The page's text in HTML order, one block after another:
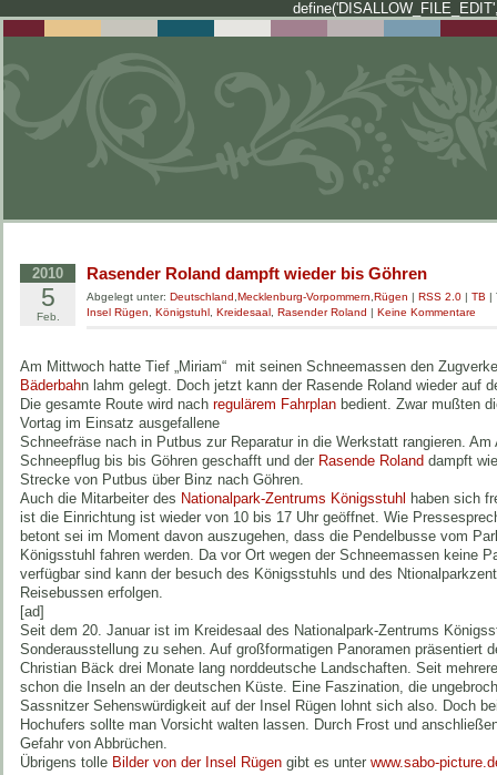
2010
5
Feb.
Rasender Roland dampft wieder bis Göhren
Abgelegt unter: Deutschland Mecklenburg-Vorpommern Rügen | RSS 2.0 | TB |
Insel Rügen
Königstuhl Kreidesaal Rasender Roland | Keine Kommentare
Am Mittwoch hatte Tief „Miriam“ mit seinen Schneemassen den
Bäderbahn lahm gelegt. Doch jetzt kann der Rasende Roland wieder auf
Die gesamte Route wird nach regulärem Fahrplan bedient. Zwar mußten
Vortag im Einsatz ausgefallene
Schneefräse nach in Putbus zur Reparatur in die Werkstatt rangieren. Am
Schneepflug bis bis Göhren geschafft und der Rasende Roland dampft
Strecke von Putbus über Binz nach Göhren.
Auch die Mitarbeiter des Nationalpark-Zentrums Königsstuhl haben sich
ist die Einrichtung ist wieder von 10 bis 17 Uhr geöffnet. Wie
betont sei im Moment davon auszugehen, dass die Pendelbusse vom
Königsstuhl fahren werden. Da vor Ort wegen der Schneemassen keine
verfügbar sind kann der besuch des Königsstuhls und des
Reisebussen erfolgen.
[ad]
Seit dem 20. Januar ist im Kreidesaal des Nationalpark-Zentrums
Sonderausstellung zu sehen. Auf großformatigen Panoramen präsentiert
Christian Bäck drei Monate lang norddeutsche Landschaften. Seit
schon die Inseln an der deutschen Küste. Eine Faszination, die
Sassnitzer Sehenswürdigkeit auf der Insel Rügen lohnt sich also. Doch
Hochufers sollte man Vorsicht walten lassen. Durch Frost und
Gefahr von Abbrüchen.
Übrigens tolle Bilder von der Insel Rügen gibt es unter www.sabo-